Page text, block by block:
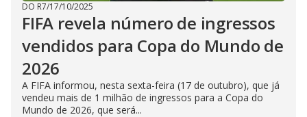
DO R7/17/10/2025
FIFA revela número de ingressos
vendidos para Copa do Mundo de
2026
A FIFA informou, nesta sexta-feira (17 de outubro), que já
vendeu mais de 1 milhão de ingressos para a Copa do
Mundo de 2026, que será...